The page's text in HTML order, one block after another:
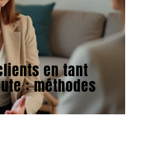
en tant
: méthodes